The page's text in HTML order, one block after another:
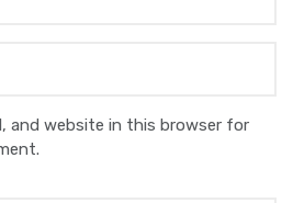
and website in this browser for